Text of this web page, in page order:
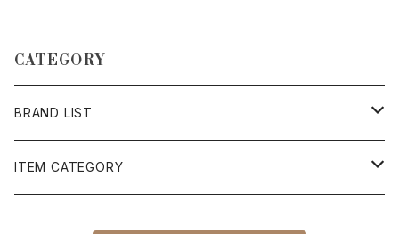
CATEGORY
BRAND LIST
AMERICAN NEEDLE
ITEM CATEGORY